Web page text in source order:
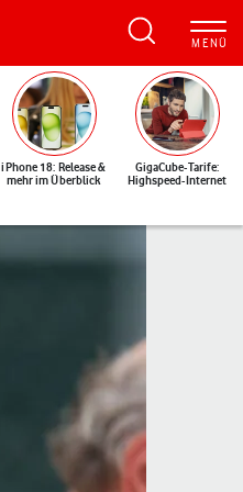
iPhone 18: Release &
mehr im Überblick
GigaCube-Tarife:
Highspeed-Internet